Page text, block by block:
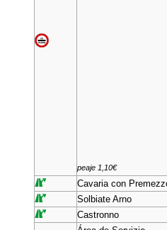
peaje 1,10€
Cavaria con
Solbiate Arno
Castronno